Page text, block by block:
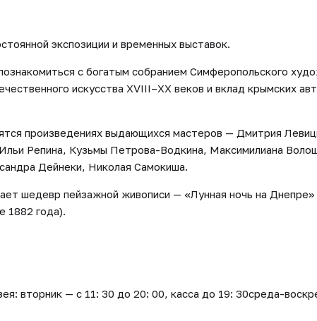
экспозиции и временных выставок.
с богатым собранием Симферопольского
искусства XVIII–ХХ веков и вклад крымских
произведениях выдающихся мастеров — Дмитрия
Репина, Кузьмы Петрова-Водкина, Максимилиана
Дейнеки, Николая Самокиша.
шедевр пейзажной живописи — «Лунная ночь на Днепре»
1882 года).
вторник — с 11: 30 до 20: 00, касса до 19: 30среда-